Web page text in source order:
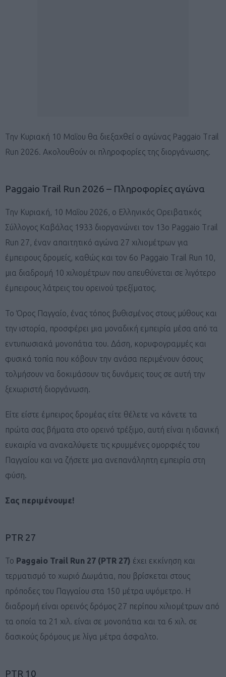
Την Κυριακή 10 Μαΐου θα διεξαχθεί ο αγώνας Paggaio Trail
Run 2026. Ακολουθούν οι πληροφορίες της διοργάνωσης.
Paggaio Trail Run 2026 – Πληροφορίες αγώνα
Την Κυριακή, 10 Μαΐου 2026, ο Ελληνικός Ορειβατικός
Σύλλογος Καβάλας 1933 διοργανώνει τον 13ο Paggaio Trail
Run 27, έναν απαιτητικό αγώνα 27 χιλιομέτρων για
έμπειρους δρομείς, καθώς και τον 6ο Paggaio Trail Run 10,
μια διαδρομή 10 χιλιομέτρων που απευθύνεται σε λιγότερο
έμπειρους λάτρεις του ορεινού τρεξίματος.
Το Όρος Παγγαίο, ένας τόπος βυθισμένος στους μύθους και
την ιστορία, προσφέρει μια μοναδική εμπειρία μέσα από τα
εντυπωσιακά μονοπάτια του. Δάση, κορυφογραμμές και
φυσικά τοπία που κόβουν την ανάσα περιμένουν όσους
τολμήσουν να δοκιμάσουν τις δυνάμεις τους σε αυτή την
ξεχωριστή διοργάνωση.
Είτε είστε έμπειρος δρομέας είτε θέλετε να κάνετε τα
πρώτα σας βήματα στο ορεινό τρέξιμο, αυτή είναι η ιδανική
ευκαιρία να ανακαλύψετε τις κρυμμένες ομορφιές του
Παγγαίου και να ζήσετε μια ανεπανάληπτη εμπειρία στη
φύση.
Σας περιμένουμε!
PTR 27
Το Paggaio Trail Run 27 (PTR 27) έχει εκκίνηση και
τερματισμό το χωριό Δωμάτια, που βρίσκεται στους
πρόποδες του Παγγαίου στα 150 μέτρα υψόμετρο. Η
διαδρομή είναι ορεινός δρόμος 27 περίπου χιλιομέτρων από
τα οποία τα 21 χιλ. είναι σε μονοπάτια και τα 6 χιλ. σε
δασικούς δρόμους με λίγα μέτρα άσφαλτο.
PTR 10